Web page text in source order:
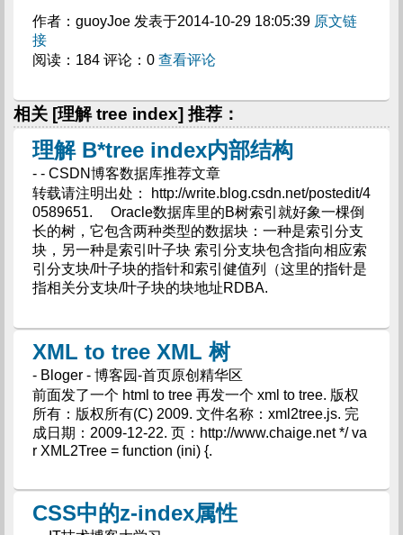
作者：guoyJoe 发表于2014-10-29 18:05:39 原文链
接
阅读：184 评论：0 查看评论
相关 [理解 tree index] 推荐：
理解 B*tree index内部结构
- - CSDN博客数据库推荐文章
转载请注明出处： http://write.blog.csdn.net/postedit/4
0589651. Oracle数据库里的B树索引就好象一棵倒
长的树，它包含两种类型的数据块：一种是索引分支
块，另一种是索引叶子块 索引分支块包含指向相应索
引分支块/叶子块的指针和索引健值列（这里的指针是
指相关分支块/叶子块的块地址RDBA.
XML to tree XML 树
- Bloger - 博客园-首页原创精华区
前面发了一个 html to tree 再发一个 xml to tree. 版权
所有：版权所有(C) 2009. 文件名称：xml2tree.js. 完
成日期：2009-12-22. 页：http://www.chaige.net */ va
r XML2Tree = function (ini) {.
CSS中的z-index属性